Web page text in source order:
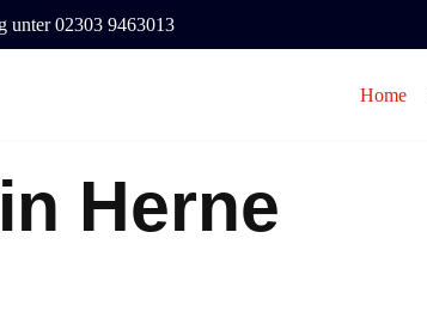
unter 02303 9463013
Home
Herne